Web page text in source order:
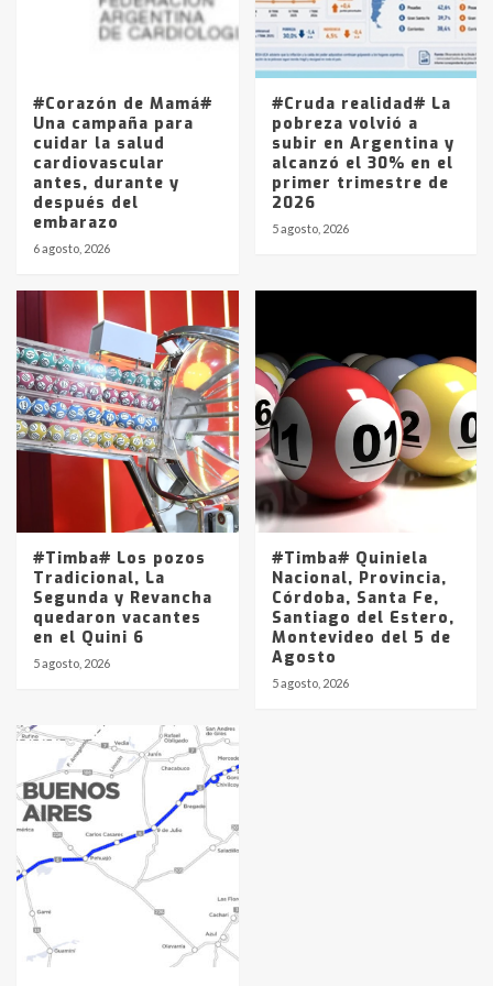
Los precios de los combustibles en
La Pampa, desde YPF hasta Axion
entre 857 a 1338 pesos
#Corazón de Mamá#
Una campaña para
cuidar la salud
cardiovascular
antes, durante y
después del
embarazo
6 agosto, 2026
#Cruda realidad# La
pobreza volvió a
subir en Argentina y
alcanzó el 30% en el
primer trimestre de
2026
5 agosto, 2026
#Timba# Los pozos
Tradicional, La
Segunda y Revancha
quedaron vacantes
en el Quini 6
5 agosto, 2026
#Timba# Quiniela
Nacional, Provincia,
Córdoba, Santa Fe,
Santiago del Estero,
Montevideo del 5 de
Agosto
5 agosto, 2026